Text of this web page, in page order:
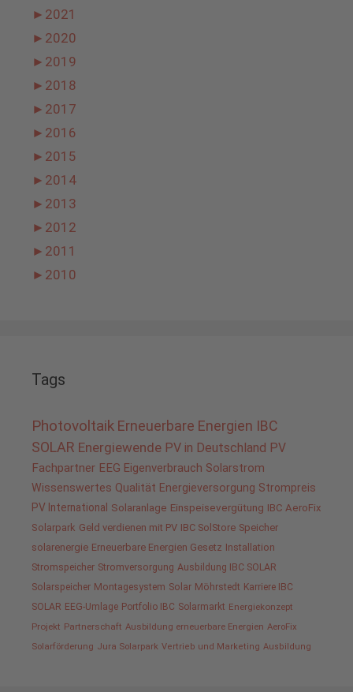
► 2021
► 2020
► 2019
► 2018
► 2017
► 2016
► 2015
► 2014
► 2013
► 2012
► 2011
► 2010
Tags
Photovoltaik Erneuerbare Energien IBC
SOLAR Energiewende PV in Deutschland PV
Fachpartner EEG Eigenverbrauch Solarstrom
Wissenswertes Qualität Energieversorgung Strompreis
PV International Solaranlage Einspeisevergütung IBC AeroFix
Solarpark Geld verdienen mit PV IBC SolStore Speicher
solarenergie Erneuerbare Energien Gesetz Installation
Stromspeicher Stromversorgung Ausbildung IBC SOLAR
Solarspeicher Montagesystem Solar Möhrstedt Karriere IBC
SOLAR EEG-Umlage Portfolio IBC Solarmarkt Energiekonzept
Projekt Partnerschaft Ausbildung erneuerbare Energien AeroFix
Solarförderung Jura Solarpark Vertrieb und Marketing Ausbildung